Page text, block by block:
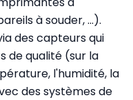
à souder, ...).
des capteurs qui
de qualité (sur la
l'humidité, la
des systèmes de